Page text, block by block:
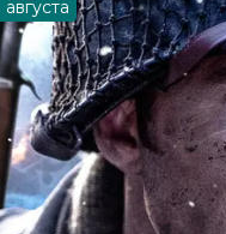
августа